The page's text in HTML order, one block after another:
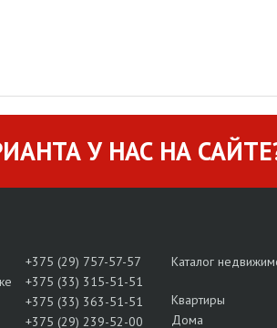
У НАС НА
+375 (29) 757-57-57
+375 (33) 315-51-51
+375 (33) 363-51-51
+375 (29) 239-52-00
Каталог
Квартиры
Дома